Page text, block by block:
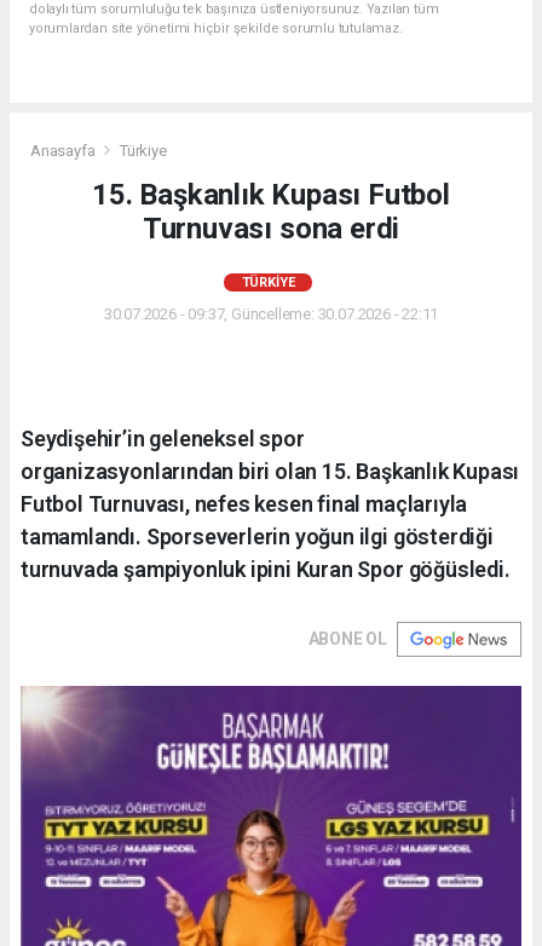
dolaylı tüm sorumluluğu tek başınıza üstleniyorsunuz. Yazılan tüm
yorumlardan site yönetimi hiçbir şekilde sorumlu tutulamaz.
Anasayfa Türkiye
15. Başkanlık Kupası Futbol
Turnuvası sona erdi
TÜRKIYE
30.07.2026 - 09:37, Güncelleme: 30.07.2026 - 22:11
Seydişehir’in geleneksel spor
organizasyonlarından biri olan 15. Başkanlık Kupası
Futbol Turnuvası, nefes kesen final maçlarıyla
tamamlandı. Sporseverlerin yoğun ilgi gösterdiği
turnuvada şampiyonluk ipini Kuran Spor göğüsledi.
ABONE OL